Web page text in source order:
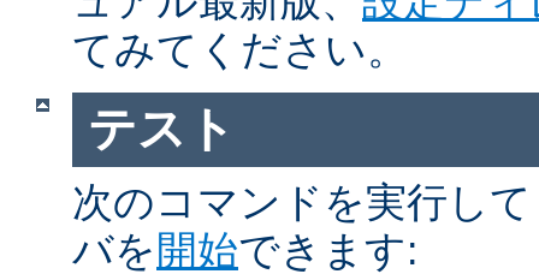
てみてください。
テスト
次のコマンドを実行し
バを 開始できます: